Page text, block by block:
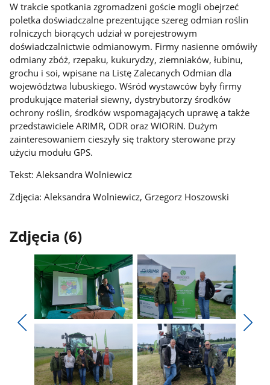
W trakcie spotkania zgromadzeni goście mogli obejrzeć
poletka doświadczalne prezentujące szereg odmian roślin
rolniczych biorących udział w porejestrowym
doświadczalnictwie odmianowym. Firmy nasienne omówiły
odmiany zbóż, rzepaku, kukurydzy, ziemniaków, łubinu,
grochu i soi, wpisane na Listę Zalecanych Odmian dla
województwa lubuskiego. Wśród wystawców były firmy
produkujące materiał siewny, dystrybutorzy środków
ochrony roślin, środków wspomagających uprawę a także
przedstawiciele ARIMR, ODR oraz WIORiN. Dużym
zainteresowaniem cieszyły się traktory sterowane przy
użyciu modułu GPS.
Tekst: Aleksandra Wolniewicz
Zdjęcia: Aleksandra Wolniewicz, Grzegorz Hoszowski
Zdjęcia (6)
poprzednie
zdjęcia
Pokaż
zdjęcie
1
z
galerii.
Pokaż
zdjęcie
2
z
galerii.